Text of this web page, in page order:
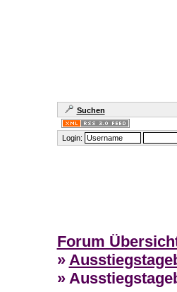
Suchen
Login:
Forum
»
»